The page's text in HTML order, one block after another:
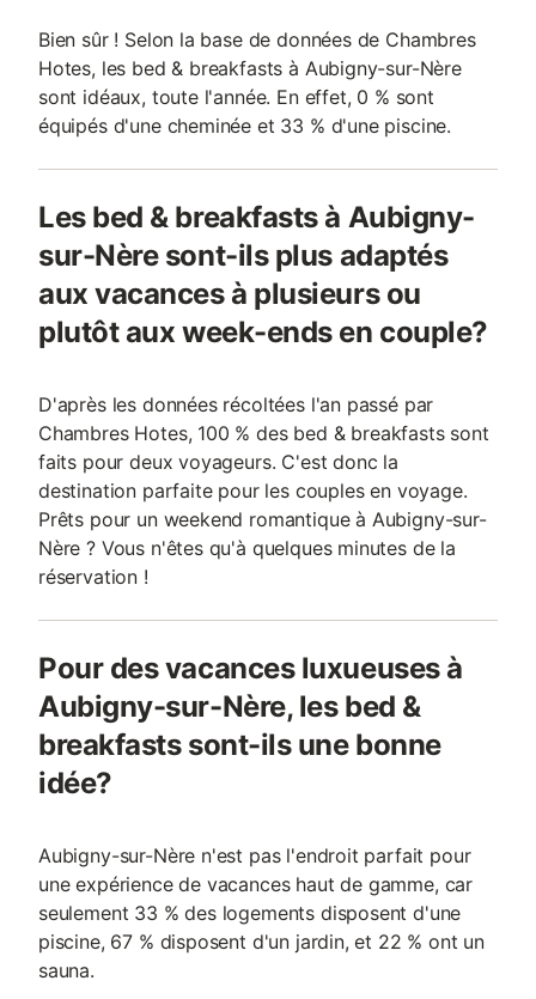
Bien sûr ! Selon la base de données de Chambres
Hotes, les bed & breakfasts à Aubigny-sur-Nère
sont idéaux, toute l'année. En effet, 0 % sont
équipés d'une cheminée et 33 % d'une piscine.
Les bed & breakfasts à Aubigny-
sur-Nère sont-ils plus adaptés
aux vacances à plusieurs ou
plutôt aux week-ends en couple?
D'après les données récoltées l'an passé par
Chambres Hotes, 100 % des bed & breakfasts sont
faits pour deux voyageurs. C'est donc la
destination parfaite pour les couples en voyage.
Prêts pour un weekend romantique à Aubigny-sur-
Nère ? Vous n'êtes qu'à quelques minutes de la
réservation !
Pour des vacances luxueuses à
Aubigny-sur-Nère, les bed &
breakfasts sont-ils une bonne
idée?
Aubigny-sur-Nère n'est pas l'endroit parfait pour
une expérience de vacances haut de gamme, car
seulement 33 % des logements disposent d'une
piscine, 67 % disposent d'un jardin, et 22 % ont un
sauna.